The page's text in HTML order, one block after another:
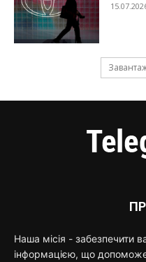
Наша місія - забезпечити
інформацією, що